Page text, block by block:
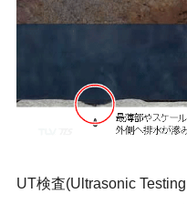
UT検査(Ultrasonic